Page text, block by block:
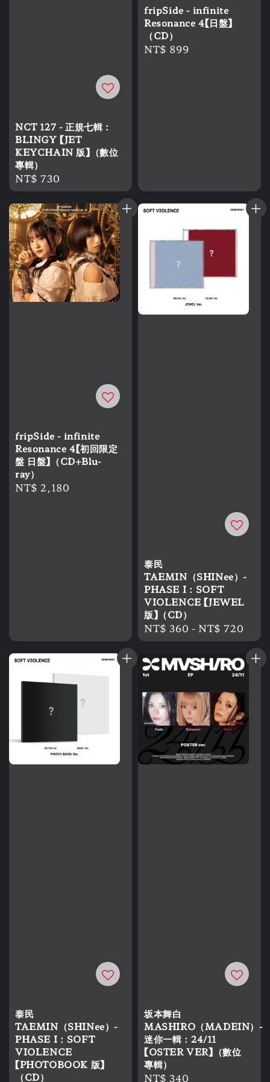
NCT 127 - 正規七輯：
BLINGY 【JET
KEYCHAIN 版】（數位
專輯）
Regular
price
NT$ 730
fripSide - infinite
Resonance 4【日盤】
（CD）
Regular
NT$ 899
fripSide - infinite
Resonance 4【初回限定
盤 日盤】（CD+Blu-
ray）
Regular
NT$ 2,180
泰民
TAEMIN（SHINee）-
PHASE I：SOFT
VIOLENCE 【JEWEL
版】（CD）
Regular
price
NT$ 360 -NT$ 720
泰民
TAEMIN（SHINee）-
PHASE I：SOFT
VIOLENCE
【PHOTOBOOK 版】
（CD）
坂本舞白
MASHIRO（MADEIN）-
迷你一輯：24/11
【OSTER VER】（數位
專輯）
Regular
NT$ 340